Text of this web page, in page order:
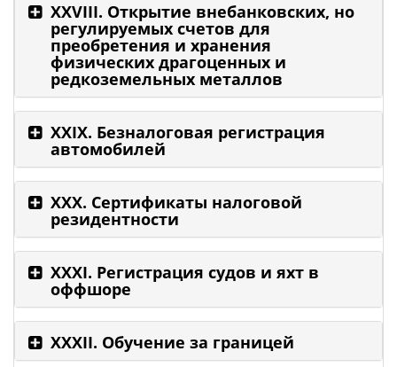
XXVIII. Открытие внебанковских, но
регулируемых счетов для
преобретения и хранения
физических драгоценных и
редкоземельных металлов
XXIX. Безналоговая регистрация
автомобилей
XXX. Сертификаты налоговой
резидентности
XXXI. Регистрация судов и яхт в
оффшоре
XXXII. Oбучение за границей